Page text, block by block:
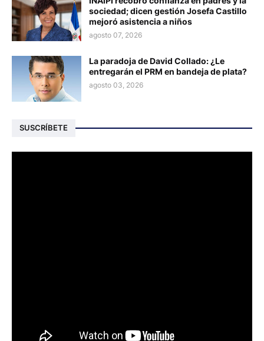
sociedad; dicen gestión Josefa Castillo
mejoró asistencia a niños
agosto 07, 2026
La paradoja de David Collado: ¿Le
entregarán el PRM en bandeja de plata?
agosto 03, 2026
SUSCRÍBETE